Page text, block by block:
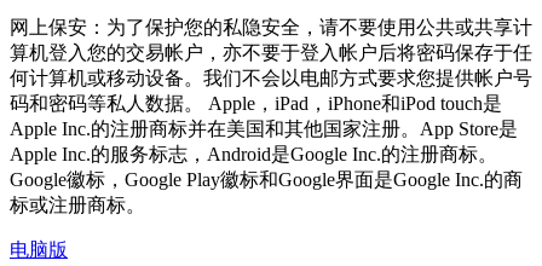
网上保安：为了保护您的私隐安全，请不要使用公共或共享计
算机登入您的交易帐户，亦不要于登入帐户后将密码保存于任
何计算机或移动设备。我们不会以电邮方式要求您提供帐户号
码和密码等私人数据。 Apple，iPad，iPhone和iPod touch是
Apple Inc.的注册商标并在美国和其他国家注册。App Store是
Apple Inc.的服务标志，Android是Google Inc.的注册商标。
Google徽标，Google Play徽标和Google界面是Google Inc.的商
标或注册商标。
电脑版